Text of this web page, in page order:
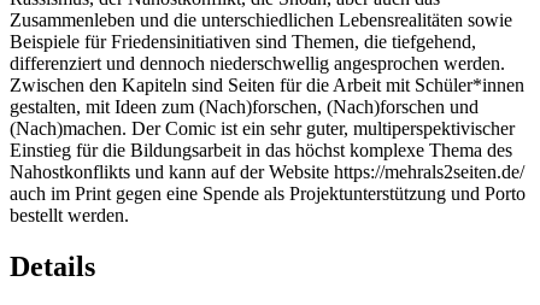
Zusammenleben und die unterschiedlichen Lebensrealitäten sowie
Beispiele für Friedensinitiativen sind Themen, die tiefgehend,
differenziert und dennoch niederschwellig angesprochen werden.
Zwischen den Kapiteln sind Seiten für die Arbeit mit Schüler*innen
gestalten, mit Ideen zum (Nach)forschen, (Nach)forschen und
(Nach)machen. Der Comic ist ein sehr guter, multiperspektivischer
Einstieg für die Bildungsarbeit in das höchst komplexe Thema des
Nahostkonflikts und kann auf der Website https://mehrals2seiten.de/
auch im Print gegen eine Spende als Projektunterstützung und Porto
bestellt werden.
Details